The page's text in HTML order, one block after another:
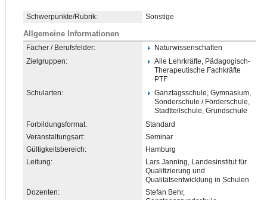
Schwerpunkte/Rubrik: Sonstige
Allgemeine Informationen
Fächer / Berufsfelder:
Naturwissenschaften
Zielgruppen:
Alle Lehrkräfte, Pädagogisch-
Therapeutische ​ Fachkräfte
PTF
Schularten:
Ganztagsschule, Gymnasium,
Sonderschule / Förderschule,
Stadtteilschule, Grundschule
Forbildungsformat:
Standard
Veranstaltungsart:
Seminar
Gültigkeitsbereich:
Hamburg
Leitung:
Lars Janning, Landesinstitut für
Qualifizierung und
Qualitätsentwicklung in Schulen
Dozenten:
Stefan Behr,